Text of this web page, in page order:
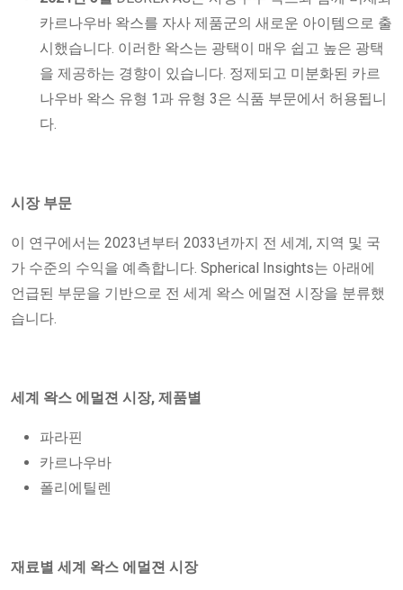
카르나우바 왁스를 자사 제품군의 새로운 아이템으로 출
시했습니다. 이러한 왁스는 광택이 매우 쉽고 높은 광택
을 제공하는 경향이 있습니다. 정제되고 미분화된 카르
나우바 왁스 유형 1과 유형 3은 식품 부문에서 허용됩니
다.
시장 부문
이 연구에서는 2023년부터 2033년까지 전 세계, 지역 및 국
가 수준의 수익을 예측합니다. Spherical Insights는 아래에
언급된 부문을 기반으로 전 세계 왁스 에멀젼 시장을 분류했
습니다.
세계 왁스 에멀젼 시장, 제품별
파라핀
카르나우바
폴리에틸렌
재료별 세계 왁스 에멀젼 시장